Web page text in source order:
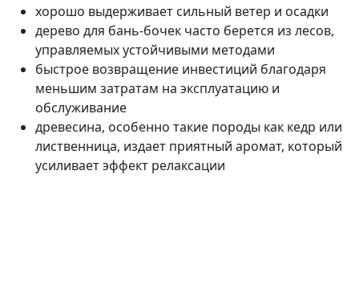
хорошо выдерживает сильный ветер и осадки
дерево для бань-бочек часто берется из лесов,
управляемых устойчивыми методами
быстрое возвращение инвестиций благодаря
меньшим затратам на эксплуатацию и
обслуживание
древесина, особенно такие породы как кедр или
лиственница, издает приятный аромат, который
усиливает эффект релаксации